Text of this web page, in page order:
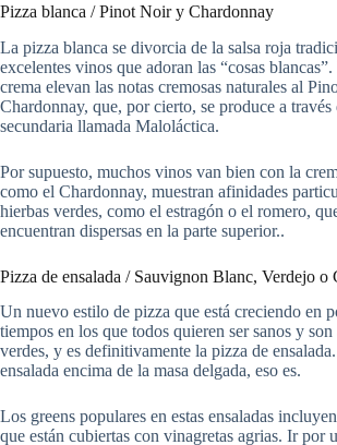
Pizza blanca / Pinot Noir y Chardonnay
La pizza blanca se divorcia de la salsa roja
excelentes vinos que adoran las “cosas
crema elevan las notas cremosas naturales al
Chardonnay, que, por cierto, se produce a
secundaria llamada Maloláctica.
Por supuesto, muchos vinos van bien con la
como el Chardonnay, muestran afinidades
hierbas verdes, como el estragón o el romero,
encuentran dispersas en la parte superior..
Pizza de ensalada / Sauvignon Blanc, Verdejo o
Un nuevo estilo de pizza que está creciendo en
tiempos en los que todos quieren ser sanos y son
verdes, y es definitivamente la pizza de
ensalada encima de la masa delgada, eso es.
Los greens populares en estas ensaladas
que están cubiertas con vinagretas agrias. Ir por